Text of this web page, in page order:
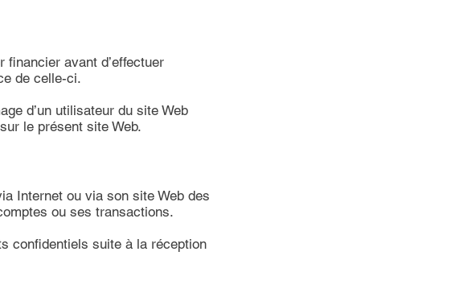
avant d’effectuer
de celle-ci.
d’un utilisateur du site Web
le présent site Web.
Internet ou via son site Web des
ou ses transactions.
confidentiels suite à la réception